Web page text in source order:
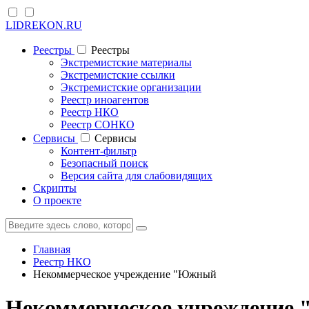
LIDREKON.RU
Реестры
Реестры
Экстремистские материалы
Экстремистские ссылки
Экстремистские организации
Реестр иноагентов
Реестр НКО
Реестр СОНКО
Cервисы
Cервисы
Контент-фильтр
Безопасный поиск
Версия сайта для слабовидящих
Скрипты
О проекте
Главная
Реестр НКО
Некоммерческое учреждение "Южный